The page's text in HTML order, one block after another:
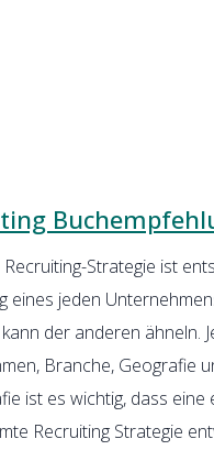
Recruiting-Strategie ist
eines jeden
der anderen ähneln.
Branche, Geografie
ist es wichtig, dass eine
Recruiting Strategie